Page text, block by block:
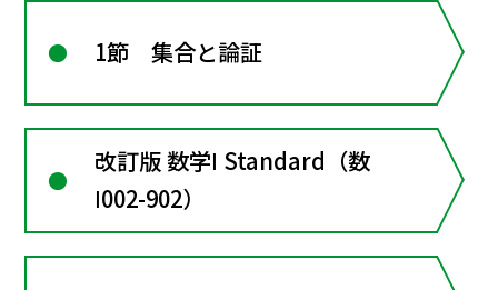
1節 集合と論証
改訂版 数学Ⅰ Standard（数
Ⅰ002-902）